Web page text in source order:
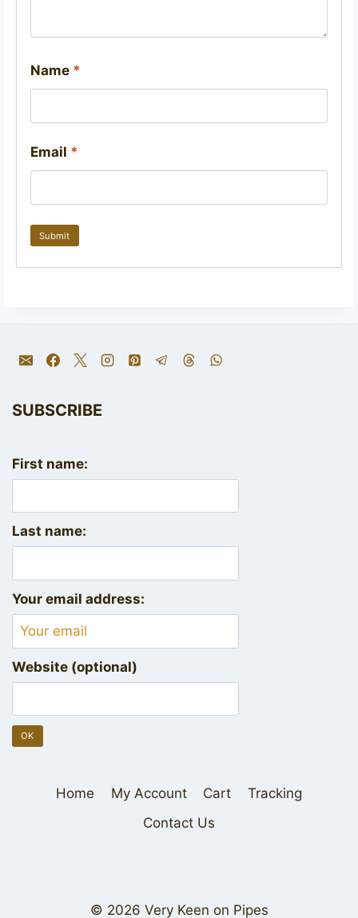
Name *
Email *
SUBSCRIBE
First name:
Last name:
Your email address:
Website (optional)
Home My Account Cart
Tracking
Contact Us
© 2026 Very Keen on Pipes